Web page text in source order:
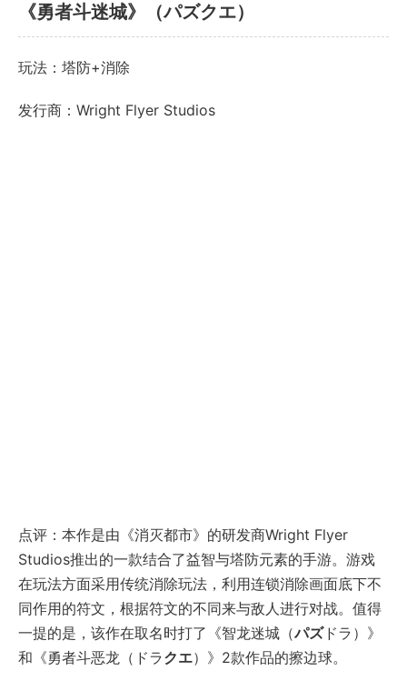
《勇者斗迷城》（パズクエ）
玩法：塔防+消除
发行商：Wright Flyer Studios
点评：本作是由《消灭都市》的研发商Wright Flyer
Studios推出的一款结合了益智与塔防元素的手游。游戏
在玩法方面采用传统消除玩法，利用连锁消除画面底下不
同作用的符文，根据符文的不同来与敌人进行对战。值得
一提的是，该作在取名时打了《智龙迷城（パズドラ）》
和《勇者斗恶龙（ドラクエ）》2款作品的擦边球。